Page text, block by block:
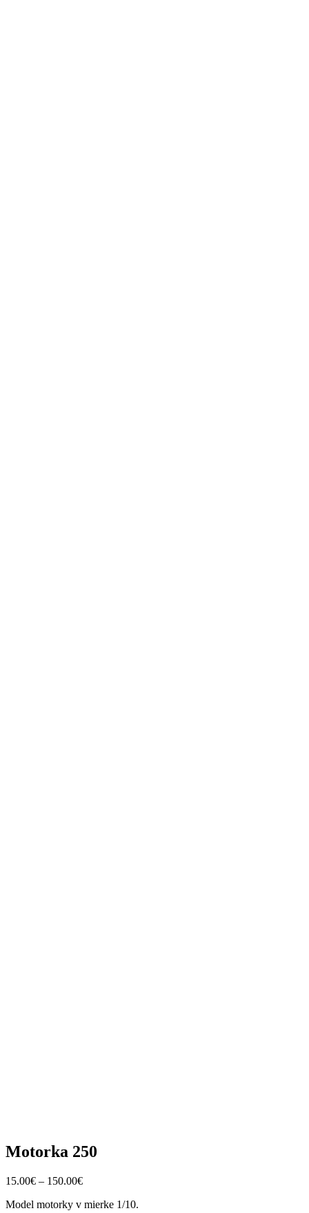
Motorka 250
15.00€ – 150.00€
Model motorky v mierke 1/10.